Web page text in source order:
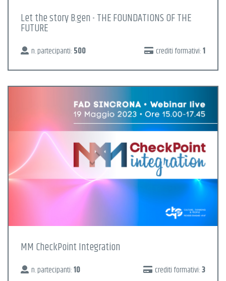
Let the story B.gen - THE FOUNDATIONS OF THE
FUTURE
n. partecipanti: 500 crediti formativi:1
MM CheckPoint Integration
n. partecipanti:10 crediti formativi:3